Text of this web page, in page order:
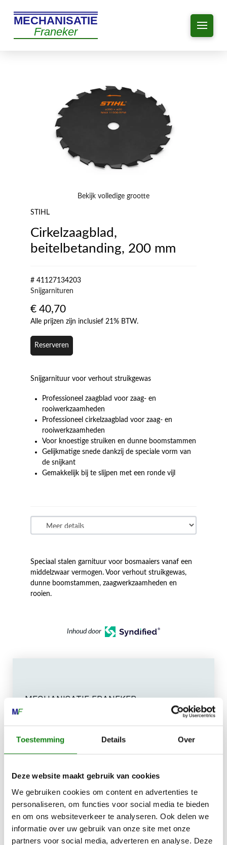
Toestemming Details Over
Deze website maakt gebruik van cookies
We gebruiken cookies om content en advertenties te
personaliseren, om functies voor social media te bieden
en om ons websiteverkeer te analyseren. Ook delen we
informatie over uw gebruik van onze site met onze
partners voor social media, adverteren en analyse. Deze
MECHANISATIE
Franeker
Bekijk volledige grootte
STIHL
Cirkelzaagblad,
beitelbetanding, 200 mm
# 41127134203
Snijgarnituren
€ 40,70
Alle prijzen zijn inclusief 21% BTW.
Reserveren
Snijgarnituur voor verhout struikgewas
Professioneel zaagblad voor zaag- en
rooiwerkzaamheden
Professioneel cirkelzaagblad voor zaag- en
rooiwerkzaamheden
Voor knoestige struiken en dunne boomstammen
Gelijkmatige snede dankzij de speciale vorm van
de snijkant
Gemakkelijk bij te slijpen met een ronde vijl
Speciaal stalen garnituur voor bosmaaiers vanaf een
middelzwaar vermogen. Voor verhout struikgewas,
dunne boomstammen, zaagwerkzaamheden en
rooien.
Inhoud door
MECHANISATIE FRANEKER
info@mechanisatiefraneker.nl
Bij storing:06-83139573